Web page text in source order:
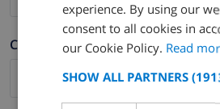
Cognom *
experience. By using our
consent to all cookies in
our Cookie Policy. Read
SHOW ALL PARTNERS